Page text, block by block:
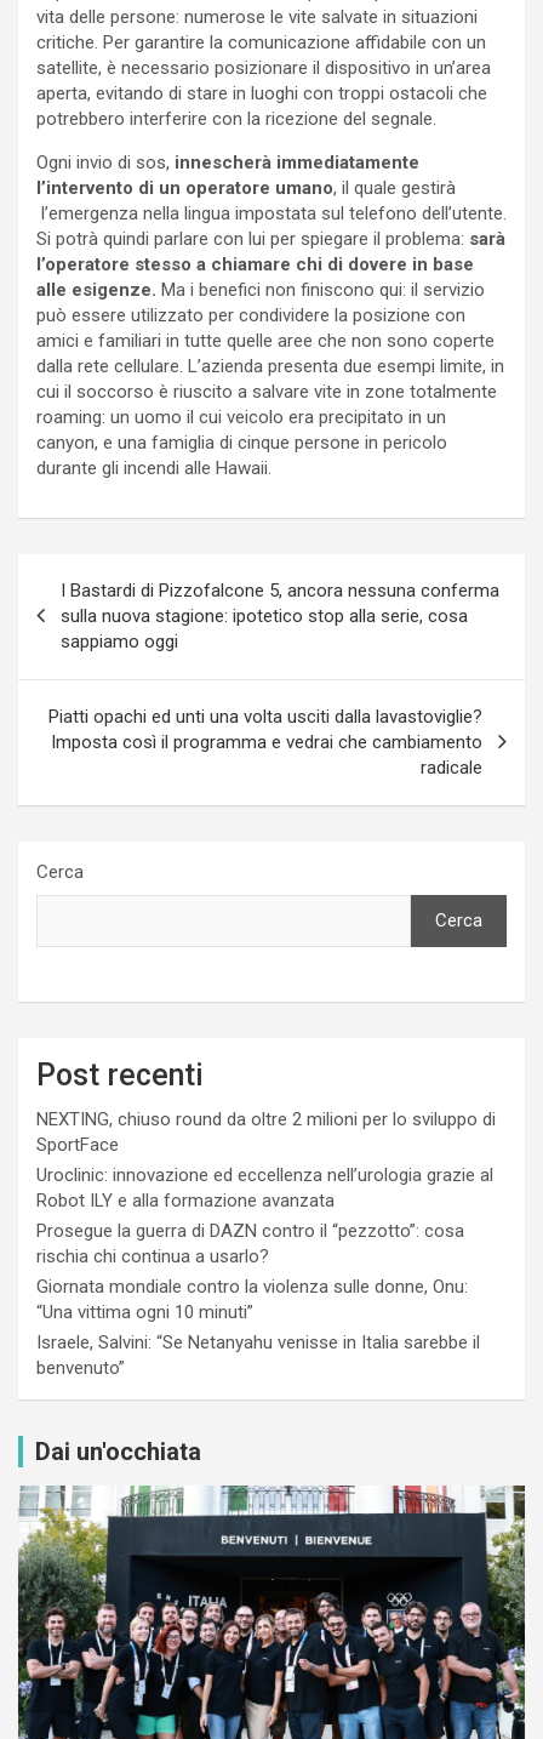
vita delle persone: numerose le vite salvate in situazioni
critiche. Per garantire la comunicazione affidabile con un
satellite, è necessario posizionare il dispositivo in un’area
aperta, evitando di stare in luoghi con troppi ostacoli che
potrebbero interferire con la ricezione del segnale.
Ogni invio di sos, innescherà immediatamente
l’intervento di un operatore umano, il quale gestirà
l’emergenza nella lingua impostata sul telefono dell’utente.
Si potrà quindi parlare con lui per spiegare il problema: sarà
l’operatore stesso a chiamare chi di dovere in base
alle esigenze. Ma i benefici non finiscono qui: il servizio
può essere utilizzato per condividere la posizione con
amici e familiari in tutte quelle aree che non sono coperte
dalla rete cellulare. L’azienda presenta due esempi limite, in
cui il soccorso è riuscito a salvare vite in zone totalmente
roaming: un uomo il cui veicolo era precipitato in un
canyon, e una famiglia di cinque persone in pericolo
durante gli incendi alle Hawaii.
articoli
I Bastardi di Pizzofalcone 5, ancora nessuna conferma
sulla nuova stagione: ipotetico stop alla serie, cosa
sappiamo oggi
Piatti opachi ed unti una volta usciti dalla lavastoviglie?
Imposta così il programma e vedrai che cambiamento
radicale
Cerca
Cerca
Post recenti
NEXTING, chiuso round da oltre 2 milioni per lo sviluppo di
SportFace
Uroclinic: innovazione ed eccellenza nell’urologia grazie al
Robot ILY e alla formazione avanzata
Prosegue la guerra di DAZN contro il “pezzotto”: cosa
rischia chi continua a usarlo?
Giornata mondiale contro la violenza sulle donne, Onu:
“Una vittima ogni 10 minuti”
Israele, Salvini: “Se Netanyahu venisse in Italia sarebbe il
benvenuto”
Dai un'occhiata